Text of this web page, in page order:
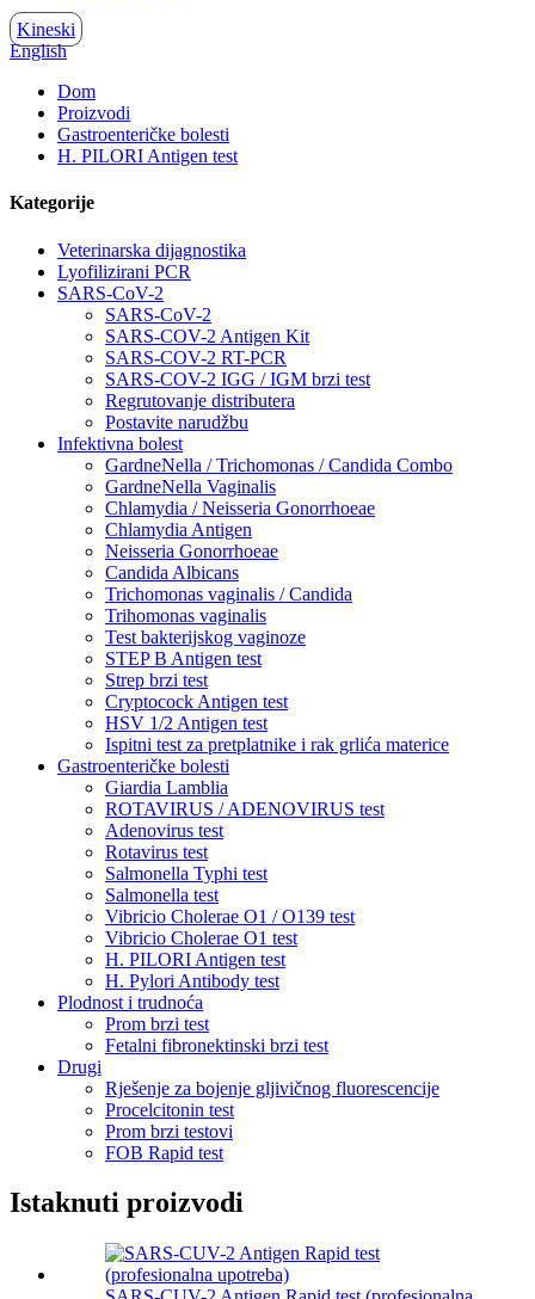
Kineski
English
Dom
Proizvodi
Gastroenteričke bolesti
H. PILORI Antigen test
Kategorije
Veterinarska dijagnostika
Lyofilizirani PCR
SARS-CoV-2
SARS-CoV-2
SARS-COV-2 Antigen Kit
SARS-COV-2 RT-PCR
SARS-COV-2 IGG / IGM brzi test
Regrutovanje distributera
Postavite narudžbu
Infektivna bolest
GardneNella / Trichomonas / Candida Combo
GardneNella Vaginalis
Chlamydia / Neisseria Gonorrhoeae
Chlamydia Antigen
Neisseria Gonorrhoeae
Candida Albicans
Trichomonas vaginalis / Candida
Trihomonas vaginalis
Test bakterijskog vaginoze
STEP B Antigen test
Strep brzi test
Cryptocock Antigen test
HSV 1/2 Antigen test
Ispitni test za pretplatnike i rak grlića materice
Gastroenteričke bolesti
Giardia Lamblia
ROTAVIRUS / ADENOVIRUS test
Adenovirus test
Rotavirus test
Salmonella Typhi test
Salmonella test
Vibricio Cholerae O1 / O139 test
Vibricio Cholerae O1 test
H. PILORI Antigen test
H. Pylori Antibody test
Plodnost i trudnoća
Prom brzi test
Fetalni fibronektinski brzi test
Drugi
Rješenje za bojenje gljivičnog fluorescencije
Procelcitonin test
Prom brzi testovi
FOB Rapid test
Istaknuti proizvodi